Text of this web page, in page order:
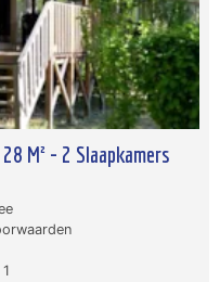
M² - 2 Slaapkamers